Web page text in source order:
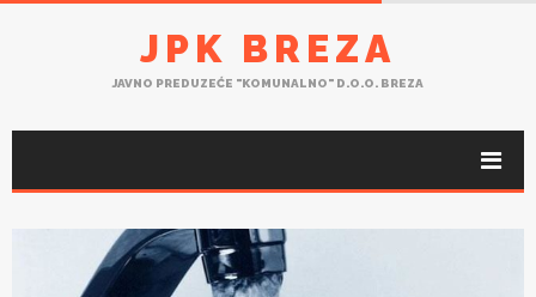
JPK BREZA
JAVNO PREDUZEĆE "KOMUNALNO" D.O.O. BREZA